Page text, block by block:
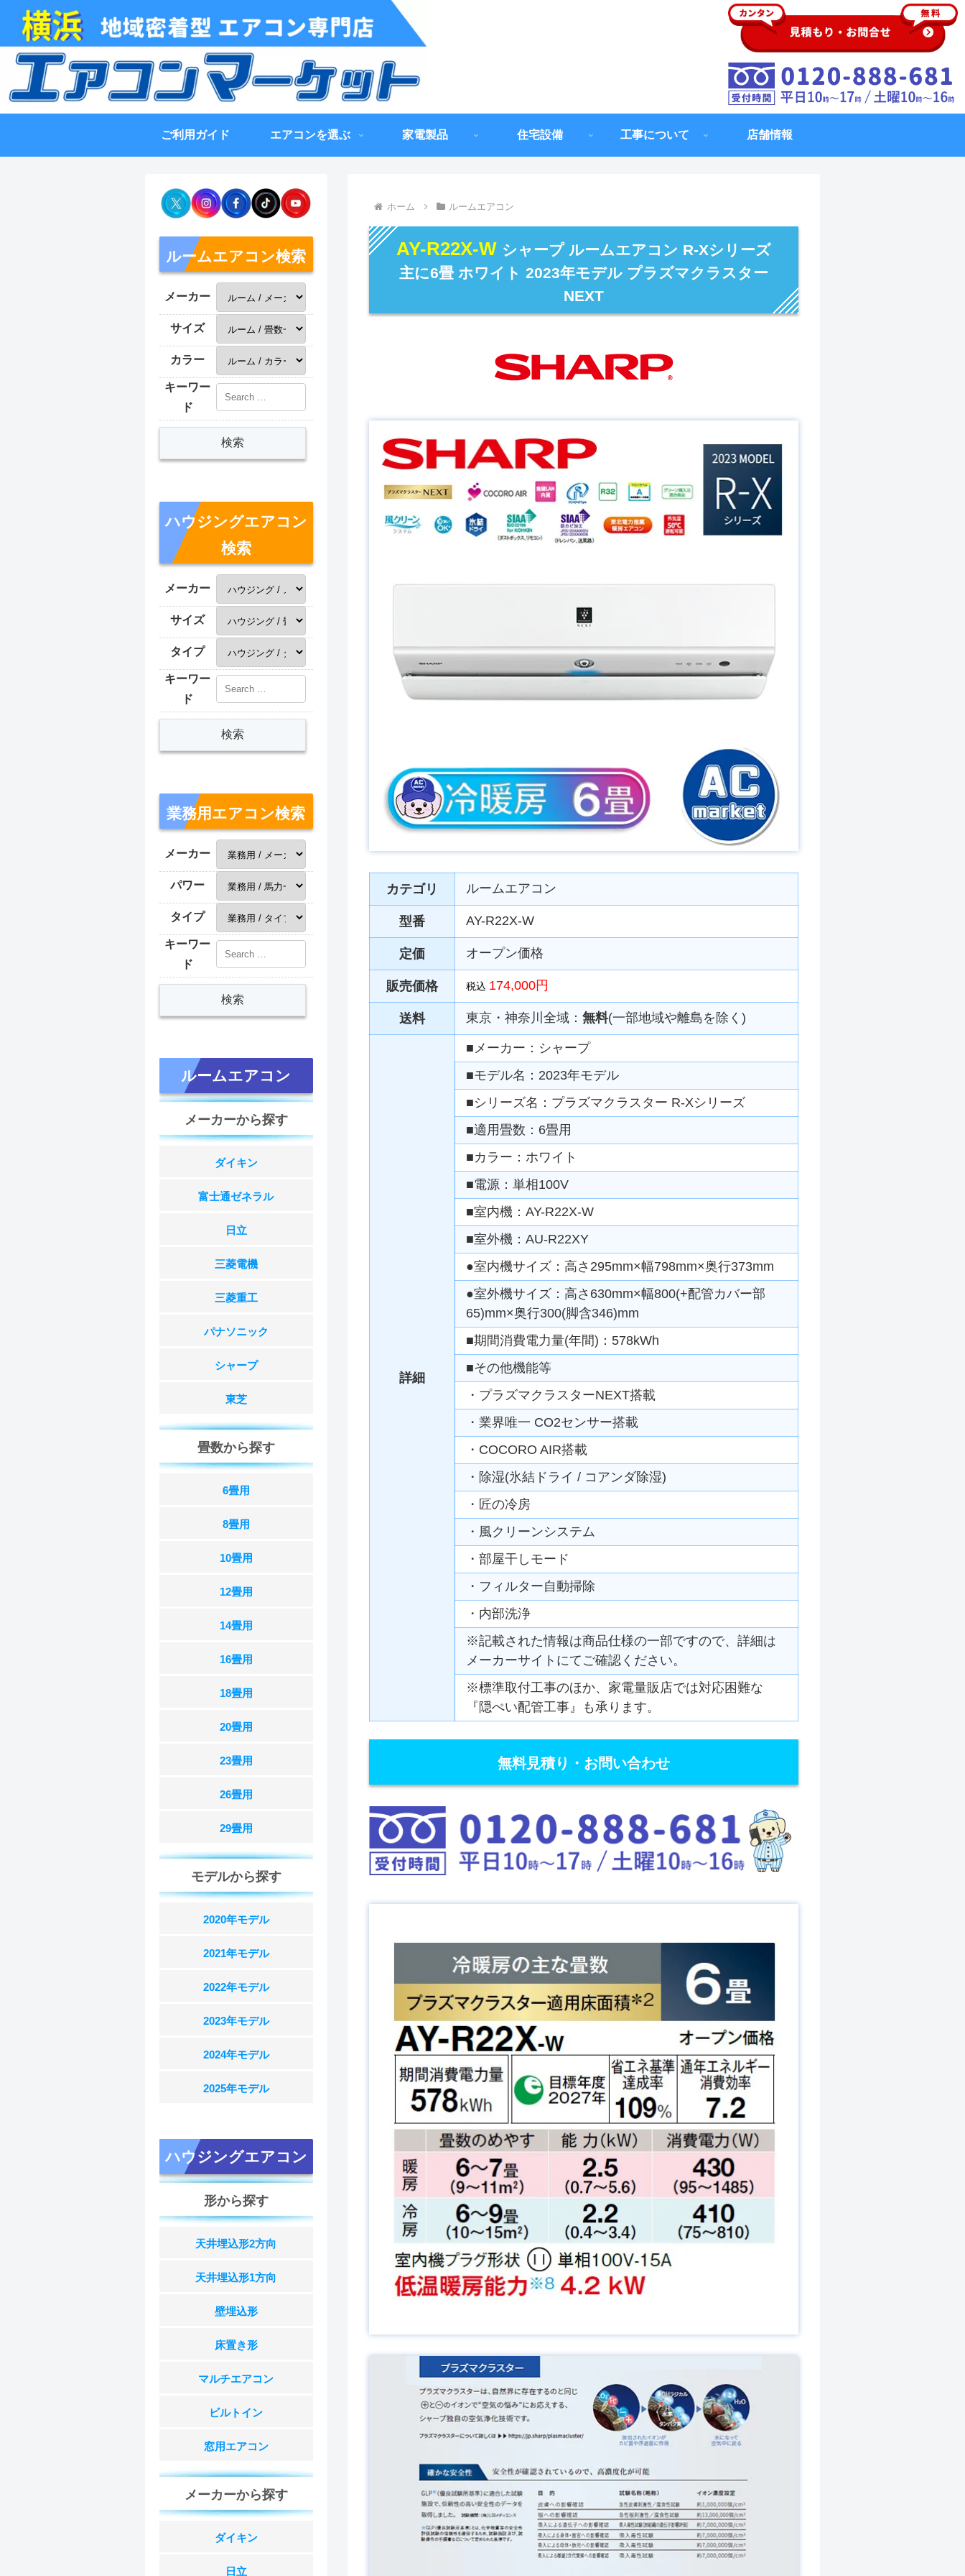
ご利用ガイド エアコンを選ぶ 家電製品 住宅設備 工事について 店舗情報
ホーム ルームエアコン
AY-R22X-W シャープ ルームエアコン R-Xシリーズ
主に6畳 ホワイト 2023年モデル プラズマクラスター
NEXT
カテゴリ ルームエアコン
型番 AY-R22X-W
定価 オープン価格
販売価格 税込 174,000円
送料 東京・神奈川全域： 無料(一部地域や離島を除く)
詳細
■メーカー：シャープ
■モデル名：2023年モデル
■シリーズ名：プラズマクラスター R-Xシリーズ
■適用畳数：6畳用
■カラー：ホワイト
■電源：単相100V
■室内機：AY-R22X-W
■室外機：AU-R22XY
●室内機サイズ：高さ295mm×幅798mm×奥行373mm
●室外機サイズ：高さ630mm×幅800(+配管カバー部
65)mm×奥行300(脚含346)mm
■期間消費電力量(年間)：578kWh
■その他機能等
・プラズマクラスターNEXT搭載
・業界唯一 CO2センサー搭載
・COCORO AIR搭載
・除湿(氷結ドライ / コアンダ除湿)
・匠の冷房
・風クリーンシステム
・部屋干しモード
・フィルター自動掃除
・内部洗浄
※記載された情報は商品仕様の一部ですので、詳細は
メーカーサイトにてご確認ください。
※標準取付工事のほか、家電量販店では対応困難な
『隠ぺい配管工事』も承ります。
無料見積り・お問い合わせ
ルームエアコン検索
メーカー
サイズ
カラー
キーワー
ド
ハウジングエアコン
検索
メーカー
サイズ
タイプ
キーワー
ド
業務用エアコン検索
メーカー
パワー
タイプ
キーワー
ド
ルームエアコン
メーカーから探す
ダイキン
富士通ゼネラル
日立
三菱電機
三菱重工
パナソニック
シャープ
東芝
畳数から探す
6畳用
8畳用
10畳用
12畳用
14畳用
16畳用
18畳用
20畳用
23畳用
26畳用
29畳用
モデルから探す
2020年モデル
2021年モデル
2022年モデル
2023年モデル
2024年モデル
2025年モデル
ハウジングエアコン
形から探す
天井埋込形2方向
天井埋込形1方向
壁埋込形
床置き形
マルチエアコン
ビルトイン
窓用エアコン
メーカーから探す
ダイキン
日立